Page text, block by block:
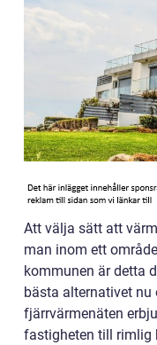
Att välja sätt att
man inom ett
kommunen är detta
bästa alternativet
fjärrvärmenäten
fastigheten till rimlig